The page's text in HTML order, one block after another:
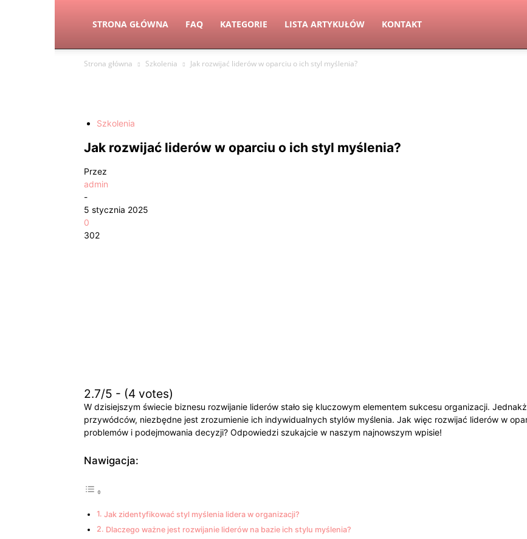
STRONA GŁÓWNA FAQ KATEGORIE LISTA ARTYKUŁÓW KONTAKT
Strona główna Szkolenia Jak rozwijać liderów w oparciu o ich styl myślenia?
Szkolenia
Jak rozwijać liderów w oparciu o ich styl myślenia?
Przez
admin
-
5 stycznia 2025
0
302
2.7/5 - (4 votes)
W dzisiejszym świecie biznesu rozwijanie liderów stało się kluczowym elementem sukcesu organizacji.
przywódców, niezbędne jest zrozumienie ich indywidualnych stylów myślenia. Jak więc rozwijać liderów w
problemów i podejmowania decyzji? Odpowiedzi szukajcie w naszym najnowszym wpisie!
Nawigacja:
Jak zidentyfikować styl myślenia lidera w organizacji?
Dlaczego ważne jest rozwijanie liderów na bazie ich stylu myślenia?